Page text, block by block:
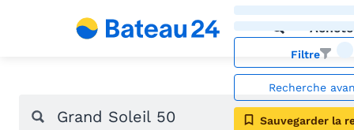
Filtre
Recherche
Sauvegarder la